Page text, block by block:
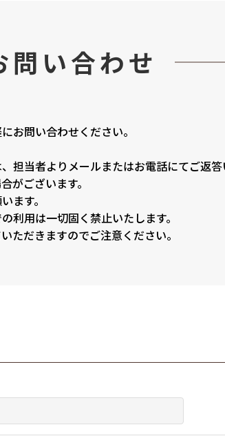
問い合わせ
お問い合わせください。
担当者よりメールまたはお電話にてご返答
がございます。
ます。
利用は一切固く禁止いたします。
ただきますのでご注意ください。